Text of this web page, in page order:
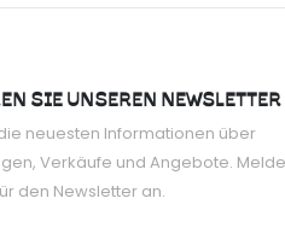
SIE UNSEREN NEWSLETTER
neuesten Informationen über
Verkäufe und Angebote.
den Newsletter an.